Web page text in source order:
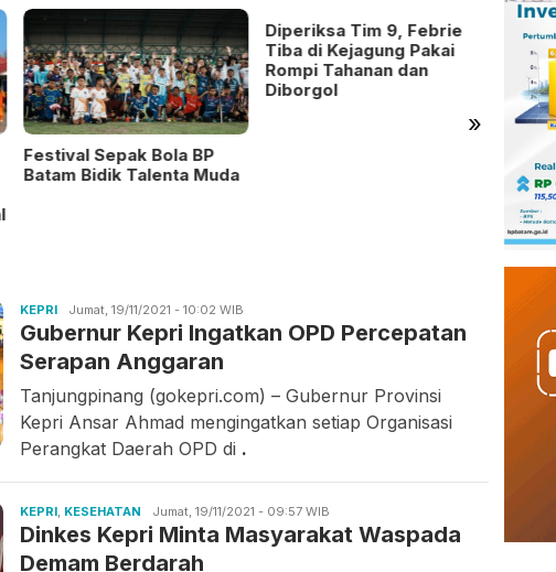
»
Festival Sepak Bola BP
Batam Bidik Talenta Muda
Diperiksa Tim 9, Febrie
Tiba di Kejagung Pakai
Rompi Tahanan dan
Diborgol
KEPRI Candra
Gunawan
Jumat, 19/11/2021 - 10:02 WIB
Gubernur Kepri Ingatkan OPD Percepatan
Serapan Anggaran
Tanjungpinang (gokepri.com) – Gubernur Provinsi
Kepri Ansar Ahmad mengingatkan setiap Organisasi
Perangkat Daerah OPD di .
KEPRI, KESEHATAN Candra
Gunawan
Jumat, 19/11/2021 - 09:57 WIB
Dinkes Kepri Minta Masyarakat Waspada
Demam Berdarah